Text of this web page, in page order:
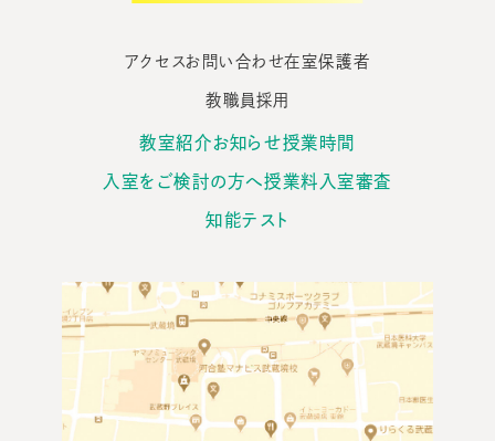
アクセスお問い合わせ在室保護者
教職員採用
教室紹介お知らせ授業時間
入室をご検討の方へ授業料 入室審査
知能テスト